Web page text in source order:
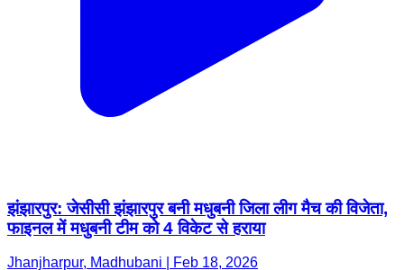
झंझारपुर: जेसीसी झंझारपुर बनी मधुबनी जिला लीग मैच की विजेता,
फाइनल में मधुबनी टीम को 4 विकेट से हराया
Jhanjharpur, Madhubani | Feb 18, 2026